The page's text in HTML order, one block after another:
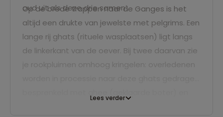
oud uit als deze drie samen’.
Op de brede trappen naar de Ganges is het
altijd een drukte van jewelste met pelgrims. Een
lange rij ghats (rituele wasplaatsen) ligt langs
de linkerkant van de oever. Bij twee daarvan zie
Lees verder